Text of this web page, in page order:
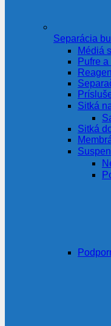
Separácia
Médiá
Pufre
Sitká
Sitká